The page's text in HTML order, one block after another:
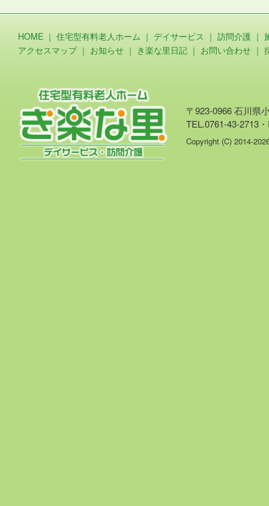
HOME ｜ 住宅型有料老人ホーム ｜ デイサービス ｜ 訪問介護 ｜
アクセスマップ｜ お知らせ ｜ き楽な里日記 ｜ お問い合わせ ｜
〒923-0966 石川県
TEL.0761-43-2713
Copyright (C) 2014-